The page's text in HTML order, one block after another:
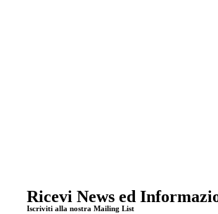
Ricevi News ed
Iscriviti alla nostra Mailing List